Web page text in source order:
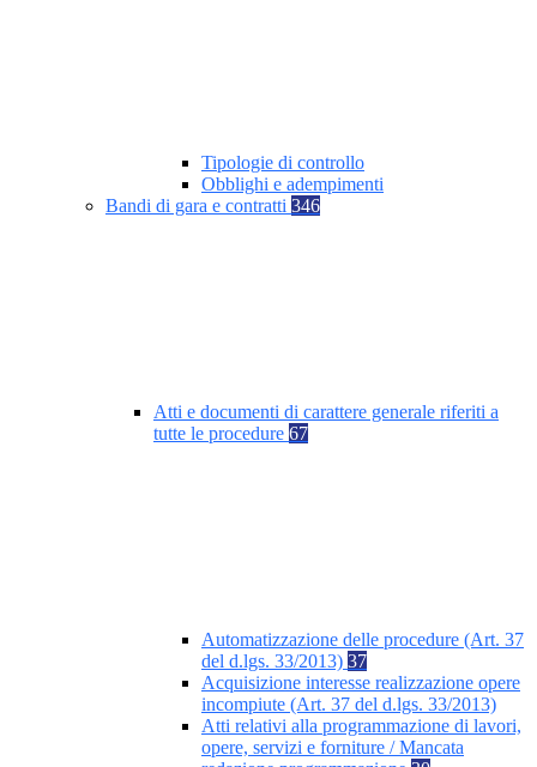
Tipologie di controllo
Obblighi e adempimenti
Bandi di gara e contratti 346
Atti e documenti di carattere generale riferiti a
tutte le procedure 67
Automatizzazione delle procedure (Art. 37
del d.lgs. 33/2013) 37
Acquisizione interesse realizzazione opere
incompiute (Art. 37 del d.lgs. 33/2013)
Atti relativi alla programmazione di lavori,
opere, servizi e forniture / Mancata